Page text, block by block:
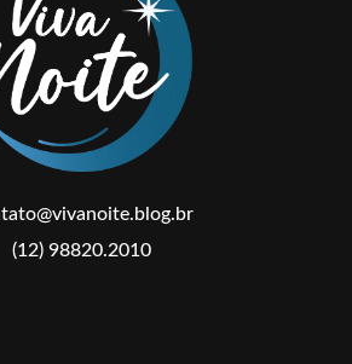
(12) 98820.2010